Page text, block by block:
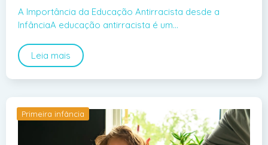
A Importância da Educação Antirracista desde a
InfânciaA educação antirracista é um…
Leia mais
Primeira infância